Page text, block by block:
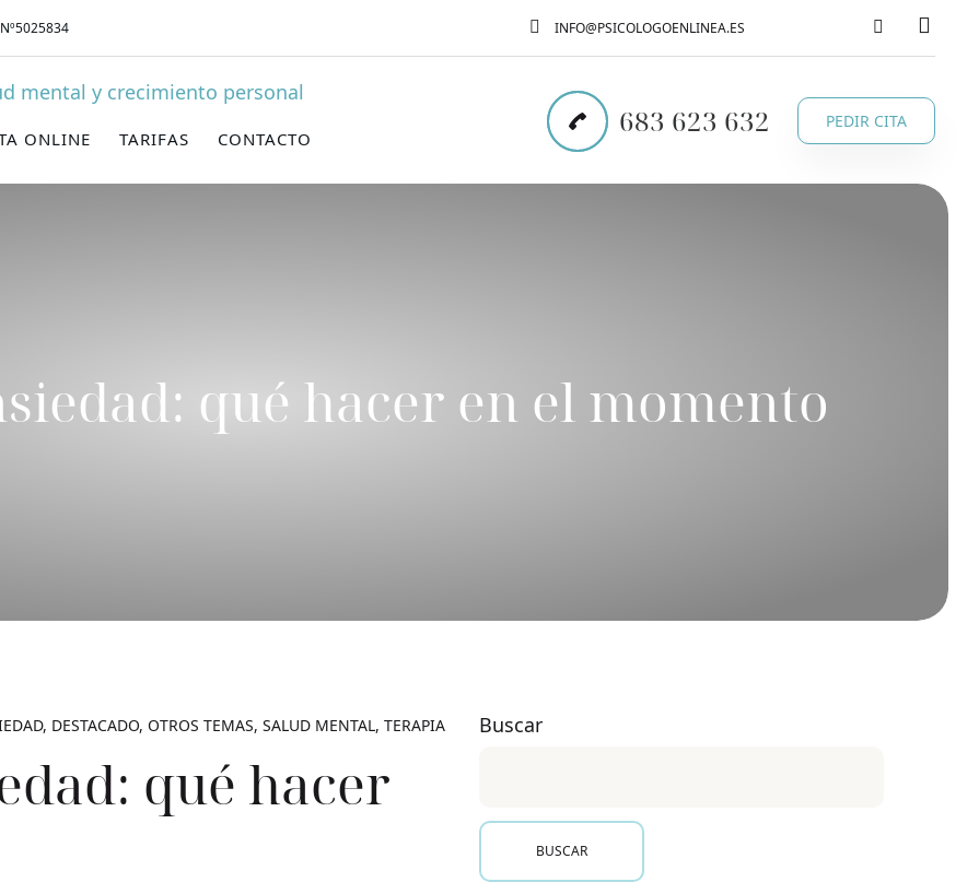
INFO@PSICOLOGOENLINEA.ES
ONLINE TARIFAS CONTACTO
683 623 632 PEDIR CITA
qué hacer en el momento
DESTACADO OTROS TEMAS SALUD MENTAL TERAPIA
qué hacer
Buscar
BUSCAR